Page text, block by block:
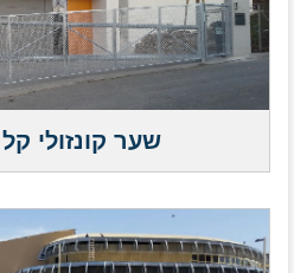
שער קונזולי